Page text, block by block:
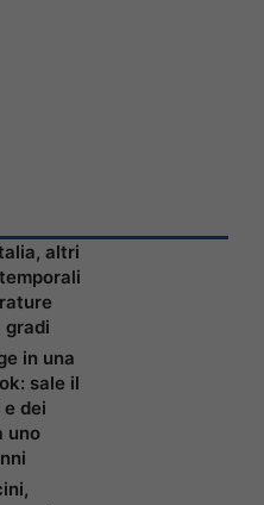
altri
gradi
in una
sale il
dei
uno